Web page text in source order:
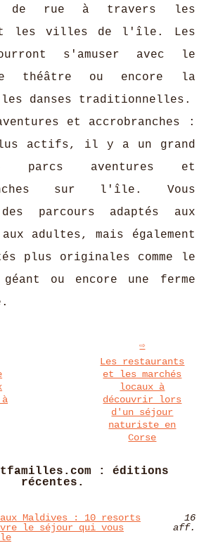
de rue à travers les
les villes de l'île. Les
s'amuser avec le
théâtre ou encore la
les danses traditionnelles.
et accrobranches :
actifs, il y a un grand
parcs aventures et
sur l'île. Vous
parcours adaptés aux
adultes, mais également
plus originales comme le
ou encore une ferme
Les restaurants
et les marchés
locaux à
découvrir lors
d'un séjour
naturiste en
Corse
: éditions
récentes.
Maldives : 10 resorts
le séjour qui vous
16
aff.